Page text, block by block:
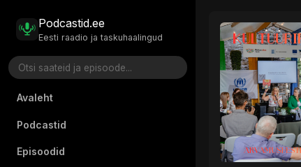
Podcastid.ee
Eesti raadio ja taskuhaalingud
Avaleht
Podcastid
Episoodid